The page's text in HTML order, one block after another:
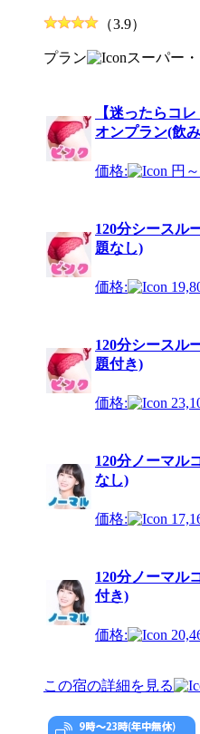
（3.9）
プラン スーパー
【迷ったらコ
オンプラン(飲
価格: 円～
120分シースル
題なし)
価格:
120分シースル
題付き)
価格:
120分ノーマル
なし)
価格:
120分ノーマル
付き)
価格:
この宿の詳細を見る